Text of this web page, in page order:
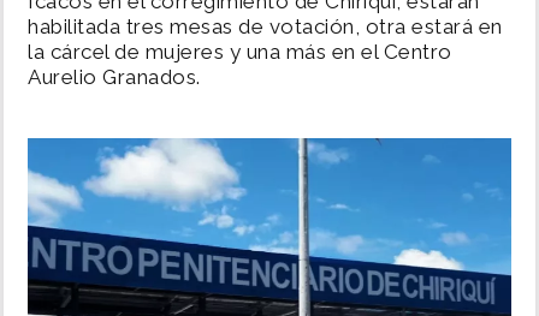
POLÍTICA
DEPORTES
MUNDO
habilitada tres mesas de votación, otra estará en
la cárcel de mujeres y una más en el Centro
Aurelio Granados.